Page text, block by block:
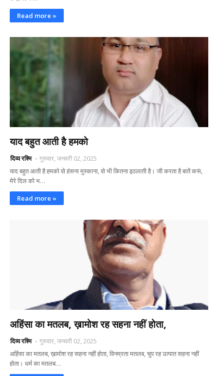
Read more »
याद बहुत आती है हमको
दिव्य रश्मि
गुरुवार, जनवरी 02, 2025
याद बहुत आती है हमको वो हंसना मुस्काना, वो भी कितना इठलाती है। जी करता है बातें करूं,
मेरे दिल को भ…
Read more »
अहिंसा का मतलब, ख़ामोश रह सहना नहीं होता,
दिव्य रश्मि
गुरुवार, जनवरी 02, 2025
अहिंसा का मतलब, ख़ामोश रह सहना नहीं होता, विनम्रता मतलब, चुप रह उत्पात सहना नहीं
होता। धर्म का मतलब…